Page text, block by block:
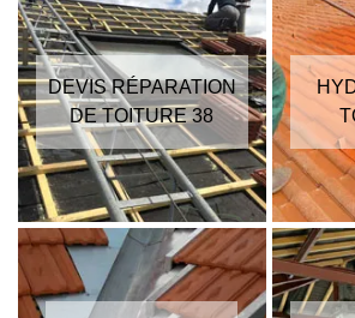
DEVIS RÉPARATION
DE TOITURE 38